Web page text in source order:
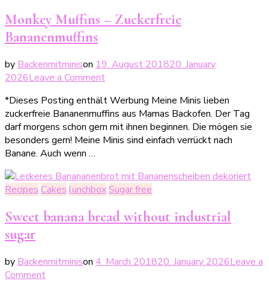
Monkey Muffins – Zuckerfreie
Bananenmuffins
by Backenmitminison 19. August 201820. January
2026Leave a Commenton
Muffins
–
Zuckerfreie
Bananenmuffins
*Dieses Posting enthält Werbung Meine Minis lieben
zuckerfreie Bananenmuffins aus Mamas Backofen. Der Tag
darf morgens schon gern mit ihnen beginnen. Die mögen sie
besonders gern! Meine Minis sind einfach verrückt nach
Banane. Auch wenn …
Recipes Cakes lunchboxSugar free
Sweet banana bread without industrial
sugar
by Backenmitminison 4. March 201820. January 2026Leave a
Commenton